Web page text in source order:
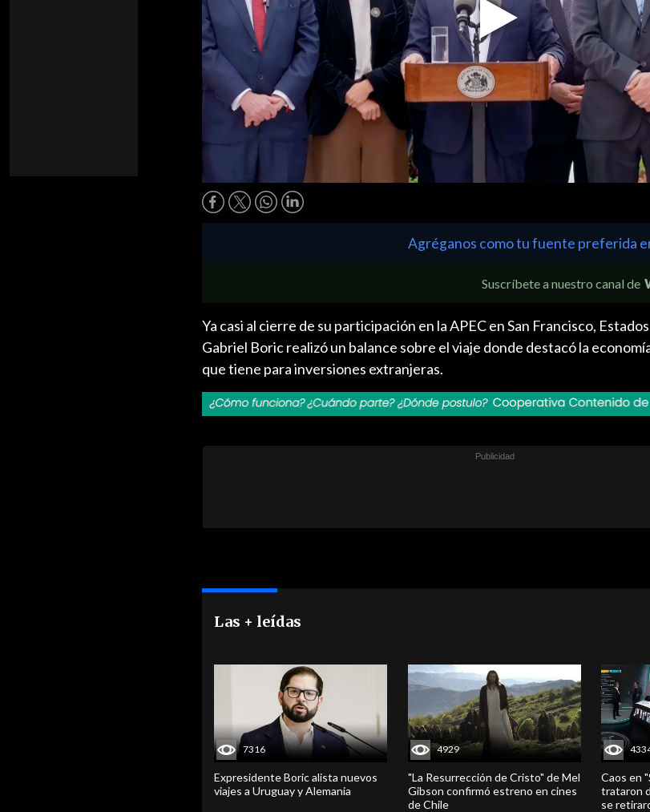
Play
Video
Agréganos como tu fuente preferida
Suscríbete a nuestro canal de
Ya casi al cierre de su participación en la APEC en San Francisco,
Gabriel Boric realizó un balance sobre el viaje donde destacó la
que tiene para inversiones extranjeras.
Las + leídas
7316
Expresidente Boric alista nuevos
viajes a Uruguay y Alemania
4929
"La Resurrección de Cristo" de Mel
Gibson confirmó estreno en cines
de Chile
Caos en
trataron
se